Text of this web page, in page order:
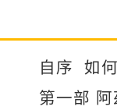
自序
如
第一部